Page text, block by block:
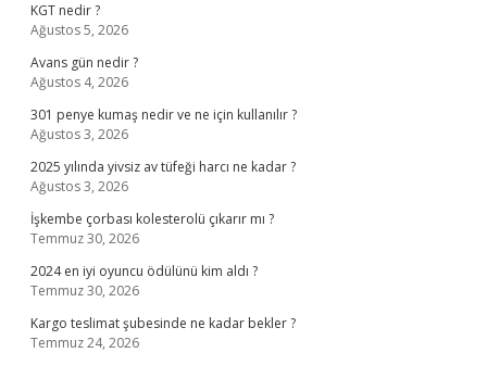
KGT nedir ?
Ağustos 5, 2026
Avans gün nedir ?
Ağustos 4, 2026
301 penye kumaş nedir ve ne için kullanılır ?
Ağustos 3, 2026
2025 yılında yivsiz av tüfeği harcı ne kadar ?
Ağustos 3, 2026
İşkembe çorbası kolesterolü çıkarır mı ?
Temmuz 30, 2026
2024 en iyi oyuncu ödülünü kim aldı ?
Temmuz 30, 2026
Kargo teslimat şubesinde ne kadar bekler ?
Temmuz 24, 2026